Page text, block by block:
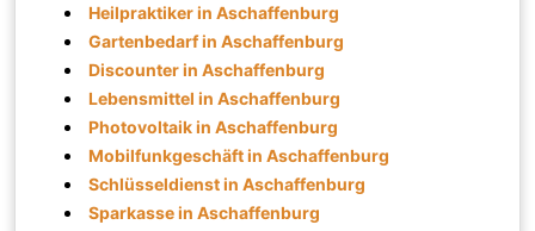
Heilpraktiker in Aschaffenburg
Gartenbedarf in Aschaffenburg
Discounter in Aschaffenburg
Lebensmittel in Aschaffenburg
Photovoltaik in Aschaffenburg
Mobilfunkgeschäft in Aschaffenburg
Schlüsseldienst in Aschaffenburg
Sparkasse in Aschaffenburg